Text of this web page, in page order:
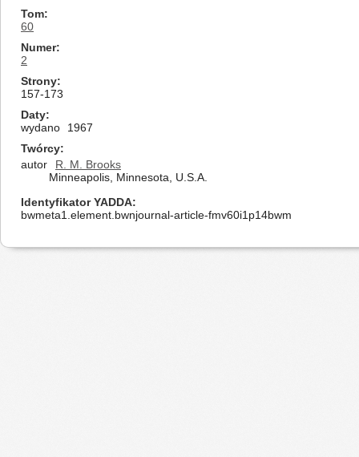
Tom
60
Numer
2
Strony
157-173
Daty
wydano
1967
Twórcy
autor
R. M. Brooks
Minneapolis, Minnesota, U.S.A.
Identyfikator YADDA
bwmeta1.element.bwnjournal-article-fmv60i1p14bwm